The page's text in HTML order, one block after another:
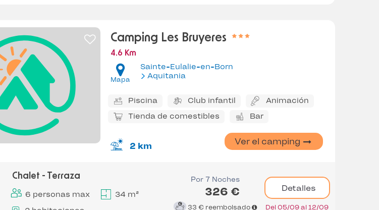
Camping Les Bruyeres
4.6 Km
Mapa
Sainte-Eulalie-en-Born
Aquitania
Piscina Club infantil
Animación
Tienda de comestibles
Bar
2 km Ver el camping
Chalet - Terraza
6 personas max
34 m²
Por 7 Noches
326 €
33 € reembolsado
Detalles
Del 05/09 al 12/09